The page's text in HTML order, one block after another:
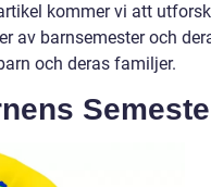
kommer vi att
av barnsemester och
och deras familjer.